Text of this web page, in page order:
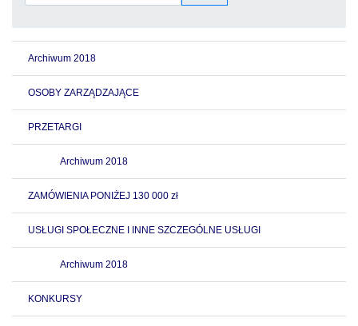
Archiwum 2018
OSOBY ZARZĄDZAJĄCE
PRZETARGI
Archiwum 2018
ZAMÓWIENIA PONIŻEJ 130 000 zł
USŁUGI SPOŁECZNE I INNE SZCZEGÓLNE USŁUGI
Archiwum 2018
KONKURSY